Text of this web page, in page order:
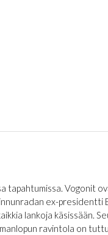
tapahtumissa. Vogonit
ex-presidentti
lankoja käsissään.
ravintola on